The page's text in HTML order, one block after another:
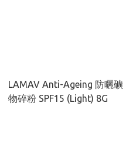
LAMAV Anti-Ageing 防曬礦
物碎粉 SPF15 (Light) 8G